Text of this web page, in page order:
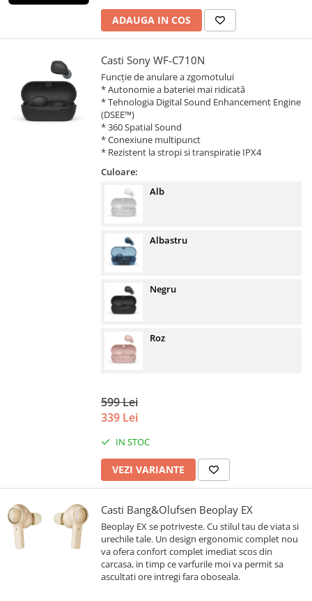
ADAUGA IN COS
Casti Sony WF-C710N
Funcție de anulare a zgomotului
* Autonomie a bateriei mai ridicată
* Tehnologia Digital Sound Enhancement Engine
(DSEE™)
* 360 Spatial Sound
* Conexiune multipunct
* Rezistent la stropi si transpiratie IPX4
Culoare:
Alb
Albastru
Negru
Roz
599 Lei
339 Lei
IN STOC
VEZI VARIANTE
Casti Bang&Olufsen Beoplay EX
Beoplay EX se potriveste. Cu stilul tau de viata si
urechile tale. Un design ergonomic complet nou
va ofera confort complet imediat scos din
carcasa, in timp ce varfurile moi va permit sa
ascultati ore intregi fara oboseala.